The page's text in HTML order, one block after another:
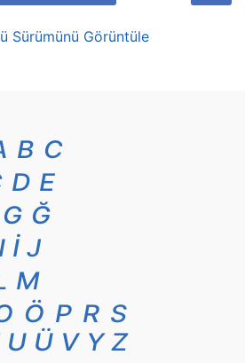
Sürümünü Görüntüle
B C
D E
G Ğ
I İ J
M
Ö P R S
U Ü V Y Z